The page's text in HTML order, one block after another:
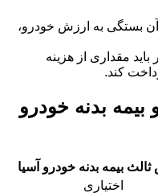
آن بستگی به ارزش خودرو،
مقداری از هزینه
کند.
بدنه خودرو
بیمه بدنه خودرو آسیا
اختیاری